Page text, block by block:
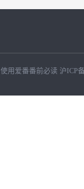
使用爱番番前必读 沪ICP